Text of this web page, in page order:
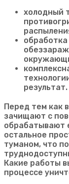
холодный
результат.
Перед тем как
зачищают с
обрабатывают
остальное
туманом, что
Какие работы
процессе